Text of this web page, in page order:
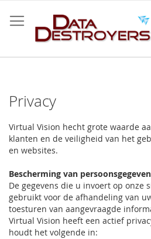
naar
de
inhoud
Privacy
Virtual Vision hecht grote waarde
klanten en de veiligheid van het
en websites.
Bescherming van
De gegevens die u invoert op onze
gebruikt voor de afhandeling van
toesturen van aangevraagde
Virtual Vision heeft een actief
houdt het volgende in: